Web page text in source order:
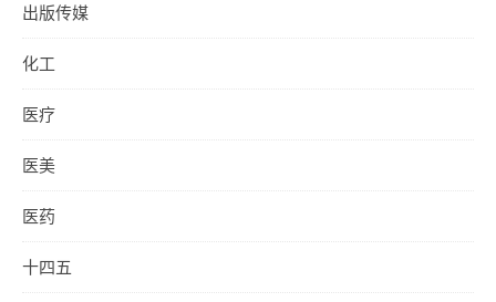
出版传媒
化工
医疗
医美
医药
十四五